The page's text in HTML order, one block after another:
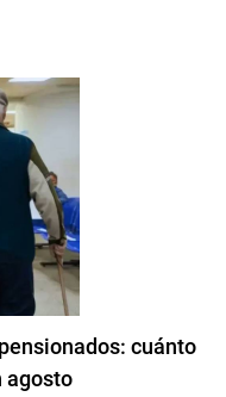
cuánto
agosto